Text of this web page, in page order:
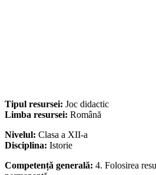
Tipul resursei: Joc didactic
Limba resursei: Română
Nivelul: Clasa a XII-a
Disciplina: Istorie
Competență generală: 4. Folosirea